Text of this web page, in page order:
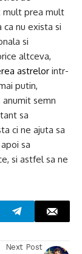
mult prea mult
nu exista si
si
altceva,
astrelor intr-
putin,
anumit semn
sa
ci ne ajuta sa
sa
si astfel sa ne
Next Post